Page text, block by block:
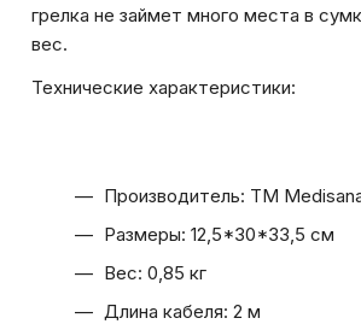
грелка не займет много места в
вес.
Технические характеристики:
Производитель: ТМ
Размеры: 12,5*30*33,5 см
Вес: 0,85 кг
Длина кабеля: 2 м